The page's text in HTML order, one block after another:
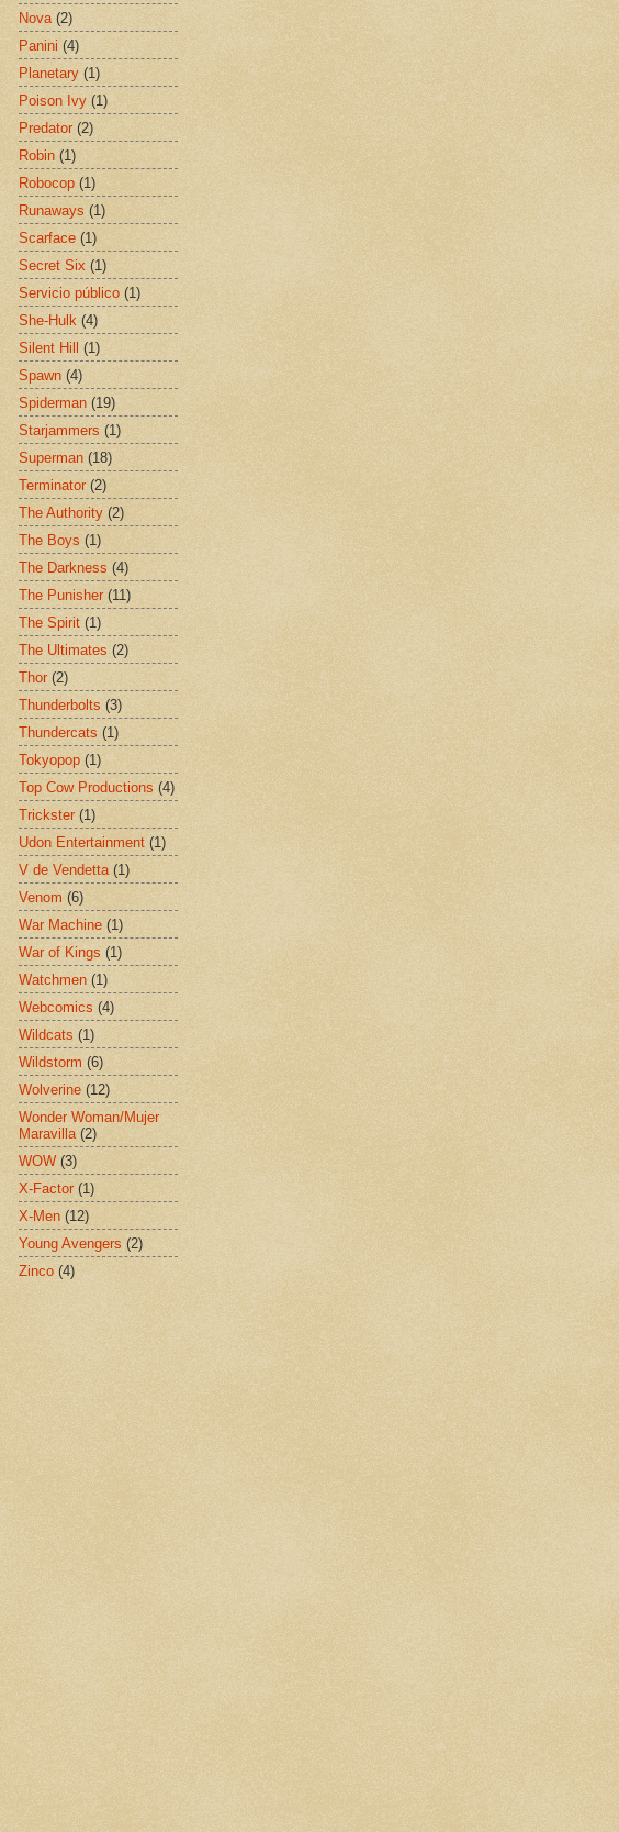
Nova (2)
Panini (4)
Planetary (1)
Poison Ivy (1)
Predator (2)
Robin (1)
Robocop (1)
Runaways (1)
Scarface (1)
Secret Six (1)
Servicio público (1)
She-Hulk (4)
Silent Hill (1)
Spawn (4)
Spiderman (19)
Starjammers (1)
Superman (18)
Terminator (2)
The Authority (2)
The Boys (1)
The Darkness (4)
The Punisher (11)
The Spirit (1)
The Ultimates (2)
Thor (2)
Thunderbolts (3)
Thundercats (1)
Tokyopop (1)
Top Cow Productions (4)
Trickster (1)
Udon Entertainment (1)
V de Vendetta (1)
Venom (6)
War Machine (1)
War of Kings (1)
Watchmen (1)
Webcomics (4)
Wildcats (1)
Wildstorm (6)
Wolverine (12)
Wonder Woman/Mujer
Maravilla (2)
WOW (3)
X-Factor (1)
X-Men (12)
Young Avengers (2)
Zinco (4)